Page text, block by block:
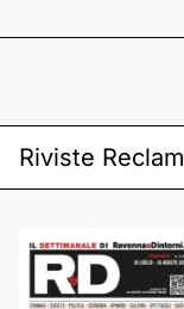
Riviste Reclam